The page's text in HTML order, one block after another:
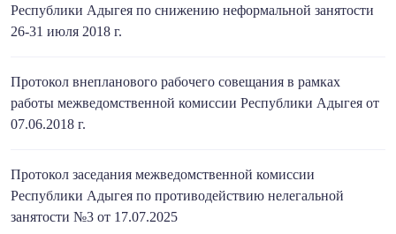
Республики Адыгея по снижению неформальной занятости
26-31 июля 2018 г.
Протокол внепланового рабочего совещания в рамках
работы межведомственной комиссии Республики Адыгея от
07.06.2018 г.
Протокол заседания межведомственной комиссии
Республики Адыгея по противодействию нелегальной
занятости №3 от 17.07.2025